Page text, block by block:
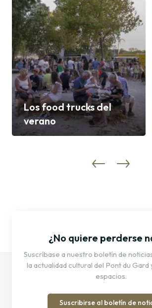
Los food trucks del
verano
Descubrir
¿No quiere perderse
Suscríbase a nuestro boletín de
la actualidad cultural del Pont du Gard
espacios.
Suscribirse al boletín de